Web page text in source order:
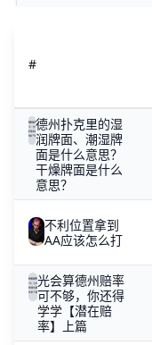
#
德州扑克里的湿
润牌面、潮湿牌
面是什么意思？
干燥牌面是什么
意思？
不利位置拿到
AA应该怎么打
光会算德州赔率
可不够，你还得
学学【潜在赔
率】上篇